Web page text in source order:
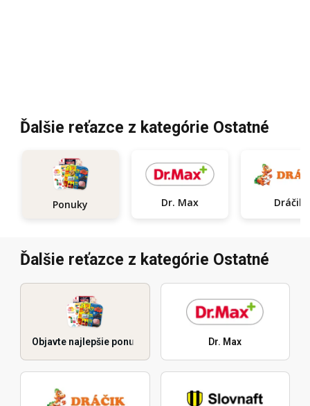
Ďalšie reťazce z kategórie Ostatné
Ponuky Dr. Max Dráčik
Ďalšie reťazce z kategórie Ostatné
Objavte najlepšie ponuky Dr. Max